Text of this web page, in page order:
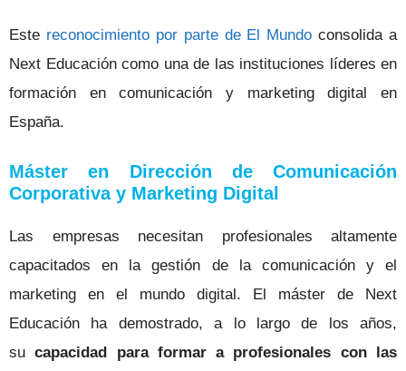
Este reconocimiento por parte de El Mundo consolida a
Next Educación como una de las instituciones líderes en
formación en comunicación y marketing digital en
España.
Máster en Dirección de Comunicación
Corporativa y Marketing Digital
Las empresas necesitan profesionales altamente
capacitados en la gestión de la comunicación y el
marketing en el mundo digital. El máster de Next
Educación ha demostrado, a lo largo de los años,
sucapacidad para formar a profesionales con las